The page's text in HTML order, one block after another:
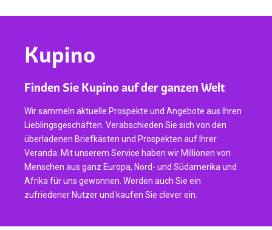
Kupino
Finden Sie Kupino auf der ganzen Welt
Wir sammeln aktuelle Prospekte und Angebote aus Ihren
Lieblingsgeschäften. Verabschieden Sie sich von den
überladenen Briefkästen und Prospekten auf Ihrer
Veranda. Mit unserem Service haben wir Millionen von
Menschen aus ganz Europa, Nord- und Südamerika und
Afrika für uns gewonnen. Werden auch Sie ein
zufriedener Nutzer und kaufen Sie clever ein.